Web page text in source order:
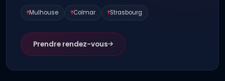
Mulhouse Colmar Strasbourg
Prendre rendez-vous